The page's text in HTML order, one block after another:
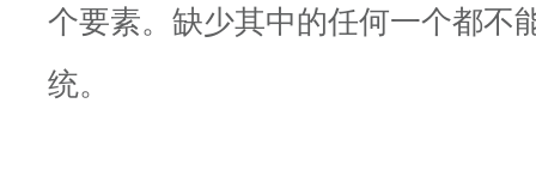
个要素。缺少其中的任何一个都不
统。